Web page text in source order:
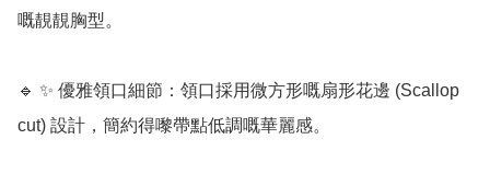
嘅靚靚胸型。
🔹 ✨ 優雅領口細節：領口採用微方形嘅扇形花邊 (Scallop
cut) 設計，簡約得嚟帶點低調嘅華麗感。